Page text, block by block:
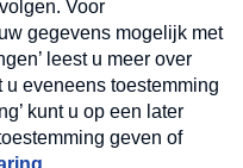
op onze
in uw